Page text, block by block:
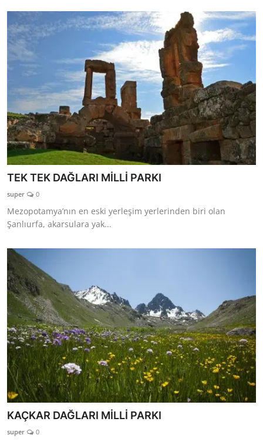
TEK TEK DAĞLARI MİLLİ PARKI
super 0
Mezopotamya’nın en eski yerleşim yerlerinden biri olan
Şanlıurfa, akarsulara yak...
KAÇKAR DAĞLARI MİLLİ PARKI
super 0